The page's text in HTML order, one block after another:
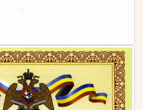
по охране труда и проверки
охраны труда работников
Межгосударственный стандарт.
безопасности труда.
безопасности труда. Общие